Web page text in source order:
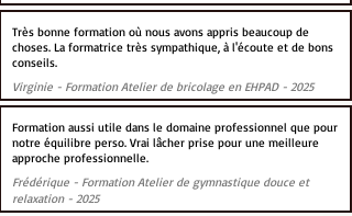
Très bonne formation où nous avons appris beaucoup de
choses. La formatrice très sympathique, à l'écoute et de bons
conseils.
Virginie - Formation Atelier de bricolage en EHPAD - 2025
Formation aussi utile dans le domaine professionnel que pour
notre équilibre perso. Vrai lâcher prise pour une meilleure
approche professionnelle.
Frédérique - Formation Atelier de gymnastique douce et
relaxation - 2025